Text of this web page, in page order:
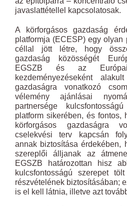
javaslattétellel kapcsolatosak.
A körforgásos gazdaság
platformja (ECESP) egy olyan
céllal jött létre, hogy
gazdaság közösségét
EGSZB és az
kezdeményezéseként
gazdaságra vonatkozó
vélemény ajánlásai
partnersége
platform sikerében, és fontos,
körforgásos gazdaságra
cselekvési terv kapcsán
annak biztosítása érdekében,
szereplői álljanak az
EGSZB határozottan hisz
kulcsfontosságú szerepet
részvételének biztosításában;
is el kell látnia, illetve azt